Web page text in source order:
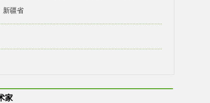
新疆省
家